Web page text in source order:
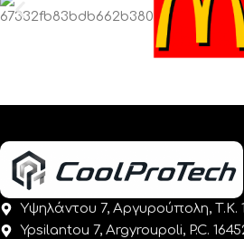
Υψηλάντου 7, Αργυρούπολη, Τ.Κ.
Ypsilantou 7, Argyroupoli, P.C.